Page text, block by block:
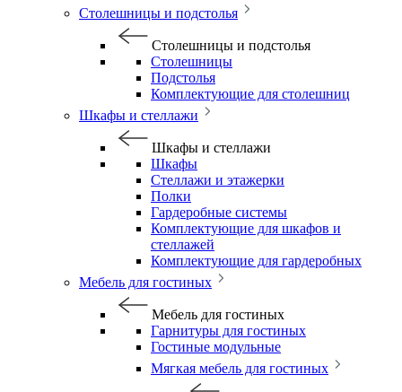
Столешницы и подстолья
Столешницы и подстолья
Столешницы
Подстолья
Комплектующие для столешниц
Шкафы и стеллажи
Шкафы и стеллажи
Шкафы
Стеллажи и этажерки
Полки
Гардеробные системы
Комплектующие для шкафов и
стеллажей
Комплектующие для гардеробных
Мебель для гостиных
Мебель для гостиных
Гарнитуры для гостиных
Гостиные модульные
Мягкая мебель для гостиных